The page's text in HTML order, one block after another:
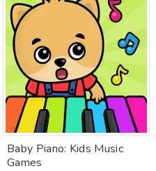
Baby Piano: Kids Music
Games